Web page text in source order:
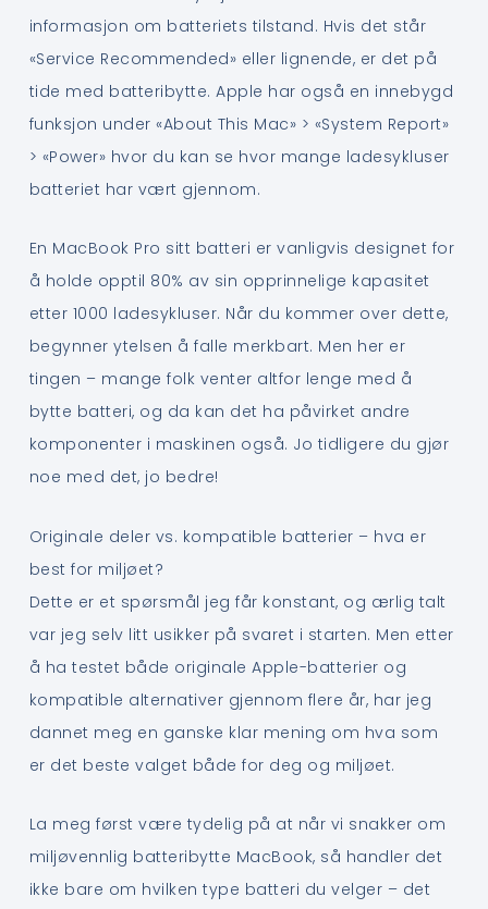
informasjon om batteriets tilstand. Hvis det står
«Service Recommended» eller lignende, er det på
tide med batteribytte. Apple har også en innebygd
funksjon under «About This Mac» > «System Report»
> «Power» hvor du kan se hvor mange ladesykluser
batteriet har vært gjennom.
En MacBook Pro sitt batteri er vanligvis designet for
å holde opptil 80% av sin opprinnelige kapasitet
etter 1000 ladesykluser. Når du kommer over dette,
begynner ytelsen å falle merkbart. Men her er
tingen – mange folk venter altfor lenge med å
bytte batteri, og da kan det ha påvirket andre
komponenter i maskinen også. Jo tidligere du gjør
noe med det, jo bedre!
Originale deler vs. kompatible batterier – hva er
best for miljøet?
Dette er et spørsmål jeg får konstant, og ærlig talt
var jeg selv litt usikker på svaret i starten. Men etter
å ha testet både originale Apple-batterier og
kompatible alternativer gjennom flere år, har jeg
dannet meg en ganske klar mening om hva som
er det beste valget både for deg og miljøet.
La meg først være tydelig på at når vi snakker om
miljøvennlig batteribytte MacBook, så handler det
ikke bare om hvilken type batteri du velger – det